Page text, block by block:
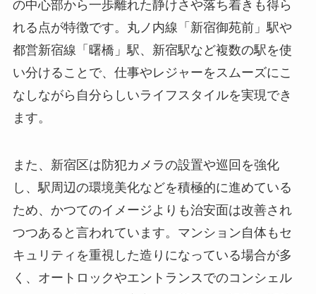
の中心部から一歩離れた静けさや落ち着きも得ら
れる点が特徴です。丸ノ内線「新宿御苑前」駅や
都営新宿線「曙橋」駅、新宿駅など複数の駅を使
い分けることで、仕事やレジャーをスムーズにこ
なしながら自分らしいライフスタイルを実現でき
ます。
また、新宿区は防犯カメラの設置や巡回を強化
し、駅周辺の環境美化などを積極的に進めている
ため、かつてのイメージよりも治安面は改善され
つつあると言われています。マンション自体もセ
キュリティを重視した造りになっている場合が多
く、オートロックやエントランスでのコンシェル